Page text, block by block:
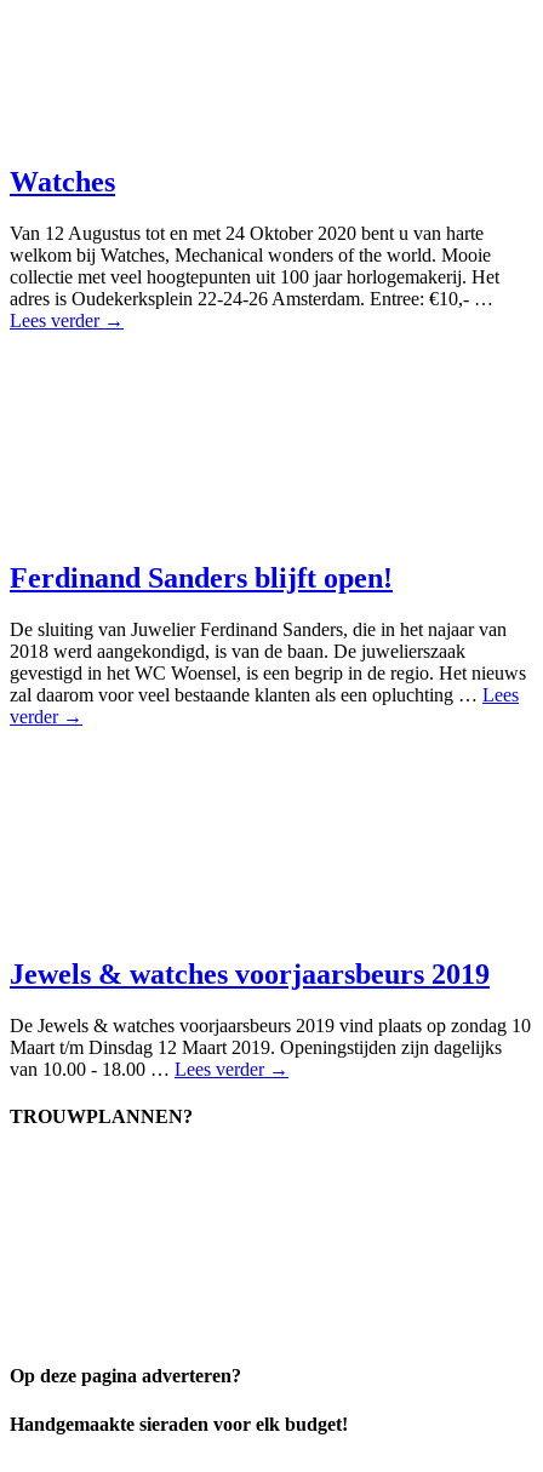
Watches
Van 12 Augustus tot en met 24 Oktober 2020 bent u van harte
welkom bij Watches, Mechanical wonders of the world. Mooie
collectie met veel hoogtepunten uit 100 jaar horlogemakerij. Het
adres is Oudekerksplein 22-24-26 Amsterdam. Entree: €10,- …
Lees verder →
Ferdinand Sanders blijft open!
De sluiting van Juwelier Ferdinand Sanders, die in het najaar van
2018 werd aangekondigd, is van de baan. De juwelierszaak
gevestigd in het WC Woensel, is een begrip in de regio. Het nieuws
zal daarom voor veel bestaande klanten als een opluchting … Lees
verder →
Jewels & watches voorjaarsbeurs 2019
De Jewels & watches voorjaarsbeurs 2019 vind plaats op zondag 10
Maart t/m Dinsdag 12 Maart 2019. Openingstijden zijn dagelijks
van 10.00 - 18.00 … Lees verder →
TROUWPLANNEN?
Op deze pagina adverteren?
Handgemaakte sieraden voor elk budget!